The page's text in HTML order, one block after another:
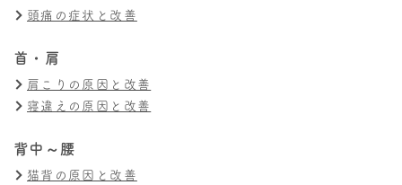
頭痛の症状と改善
首・肩
肩こりの原因と改善
寝違えの原因と改善
背中～腰
猫背の原因と改善